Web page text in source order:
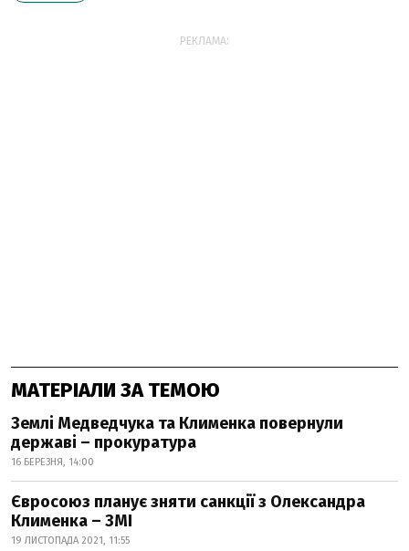
РЕКЛАМА:
МАТЕРІАЛИ ЗА ТЕМОЮ
Землі Медведчука та Клименка повернули
державі – прокуратура
16 БЕРЕЗНЯ, 14:00
Євросоюз планує зняти санкції з Олександра
Клименка – ЗМІ
19 ЛИСТОПАДА 2021, 11:55